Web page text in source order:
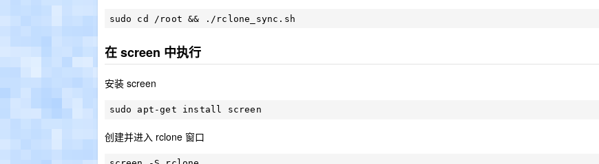
在 screen 中执行
安装 screen
创建并进入 rclone 窗口